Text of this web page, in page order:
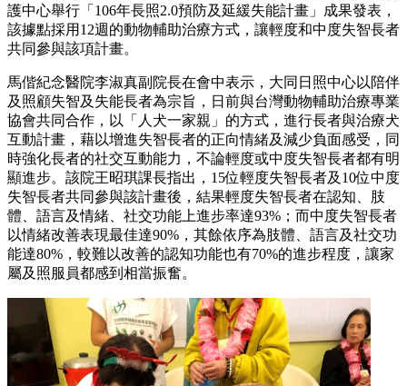
護中心舉行「106年長照2.0預防及延緩失能計畫」成果發表，
該據點採用12週的動物輔助治療方式，讓輕度和中度失智長者
共同參與該項計畫。
馬偕紀念醫院李淑真副院長在會中表示，大同日照中心以陪伴
及照顧失智及失能長者為宗旨，日前與台灣動物輔助治療專業
協會共同合作，以「人犬一家親」的方式，進行長者與治療犬
互動計畫，藉以增進失智長者的正向情緒及減少負面感受，同
時強化長者的社交互動能力，不論輕度或中度失智長者都有明
顯進步。該院王昭琪課長指出，15位輕度失智長者及10位中度
失智長者共同參與該計畫後，結果輕度失智長者在認知、肢
體、語言及情緒、社交功能上進步率達93%；而中度失智長者
以情緒改善表現最佳達90%，其餘依序為肢體、語言及社交功
能達80%，較難以改善的認知功能也有70%的進步程度，讓家
屬及照服員都感到相當振奮。